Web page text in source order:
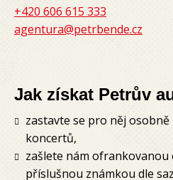
+420 606 615 333
agentura@petrbende.cz
Jak získat Petrův
zastavte se pro něj
koncertů,
zašlete nám
příslušnou známkou dle